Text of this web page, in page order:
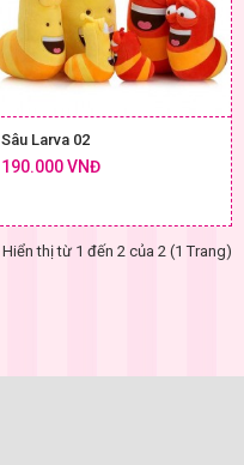
Sâu Larva 02
190.000 VNĐ
Hiển thị từ 1 đến 2 của 2 (1 Trang)